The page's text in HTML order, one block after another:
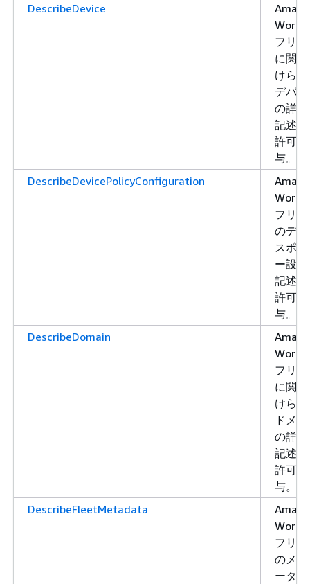
DescribeDevice
フリ
に関
けら
デバ
の詳
記述
許可
与。
DescribeDevicePolicyConfiguration
フリ
のデ
スポ
ー設
記述
許可
与。
DescribeDomain
フリ
に関
けら
ドメ
の詳
記述
許可
与。
DescribeFleetMetadata
フリ
のメ
ータ